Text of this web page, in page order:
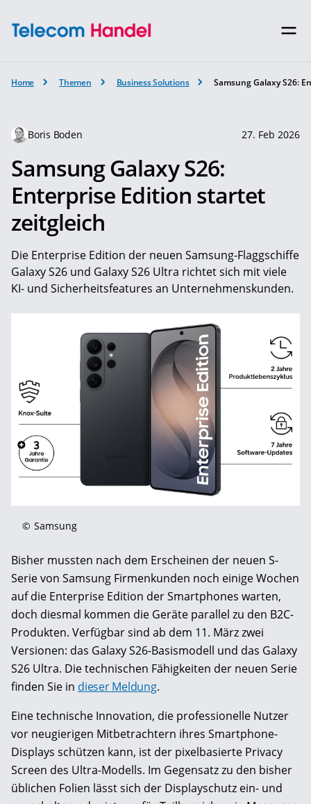
Home Themen Business Solutions Samsung Galaxy S26:
Boris Boden 27. Feb 2026
Samsung Galaxy S26:
Enterprise Edition startet
zeitgleich
Die Enterprise Edition der neuen Samsung-Flaggschiffe
Galaxy S26 und Galaxy S26 Ultra richtet sich mit viele
KI- und Sicherheitsfeatures an Unternehmenskunden.
© Samsung
Bisher mussten nach dem Erscheinen der neuen S-
Serie von Samsung Firmenkunden noch einige Wochen
auf die Enterprise Edition der Smartphones warten,
doch diesmal kommen die Geräte parallel zu den B2C-
Produkten. Verfügbar sind ab dem 11. März zwei
Versionen: das Galaxy S26-Basismodell und das Galaxy
S26 Ultra. Die technischen Fähigkeiten der neuen Serie
finden Sie in dieser Meldung.
Eine technische Innovation, die professionelle Nutzer
vor neugierigen Mitbetrachtern ihres Smartphone-
Displays schützen kann, ist der pixelbasierte Privacy
Screen des Ultra-Modells. Im Gegensatz zu den bisher
üblichen Folien lässt sich der Displayschutz ein- und